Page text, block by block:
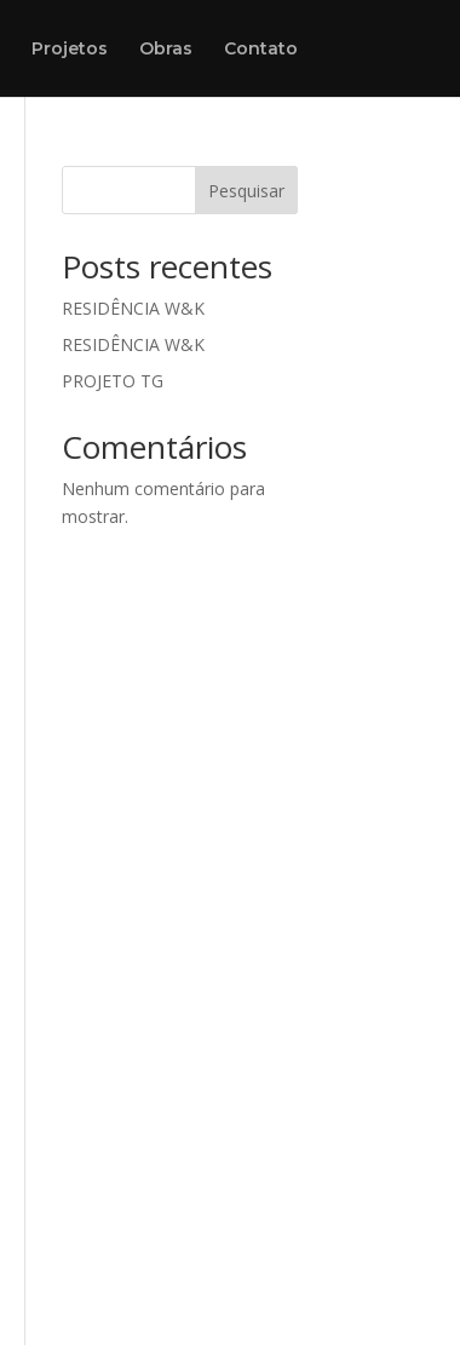
Projetos Obras Contato
Pesquisar
Posts recentes
RESIDÊNCIA W&K
RESIDÊNCIA W&K
PROJETO TG
Comentários
Nenhum comentário para
mostrar.